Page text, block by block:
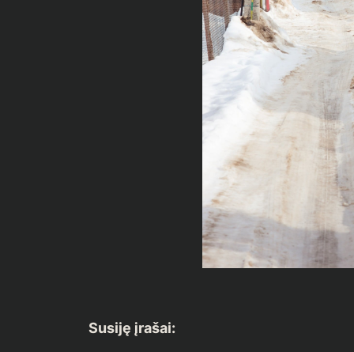
Susiję įrašai: